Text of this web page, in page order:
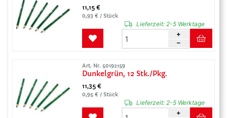
11,15 €
0,93 € / Stück
Lieferzeit:2-5 Werktage
Art. Nr. 50192159
Dunkelgrün, 12 Stk./Pkg.
11,35 €
0,95 € / Stück
Lieferzeit:2-5 Werktage